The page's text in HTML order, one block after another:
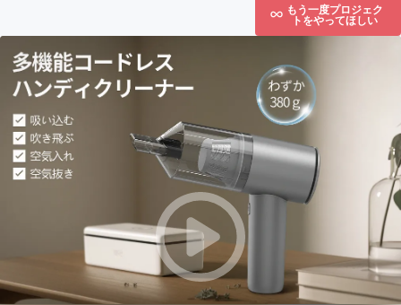
もう一度プロジェク
トをやってほしい